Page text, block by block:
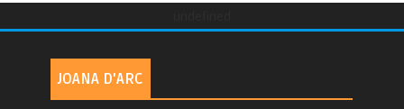
JOANA D'ARC